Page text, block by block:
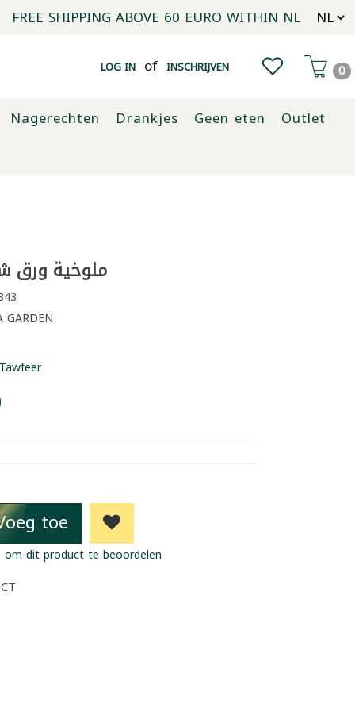
FREE SHIPPING ABOVE 60 EURO WITHIN NL
LOG IN of INSCHRIJVEN 0
Nagerechten Drankjes Geen eten
Outlet
ملوخية ورق
GARDEN
Tawfeer
toe
om dit product te beoordelen